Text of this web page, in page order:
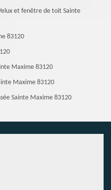
et fenêtre de toit Sainte
83120
Maxime 83120
Maxime 83120
Sainte Maxime 83120